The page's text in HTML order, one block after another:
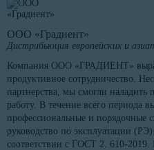
ООО «Градиент»
Дистрибьюция европейских и
Компания ООО «ГРАДИЕНТ»
продуктивное сотрудничество.
партнерства, мы смогли
работу. В течение всего периода
профессиональные и порядочные
руководство по эксплуатации
соответствии с ГОСТ 2. 610-2019.